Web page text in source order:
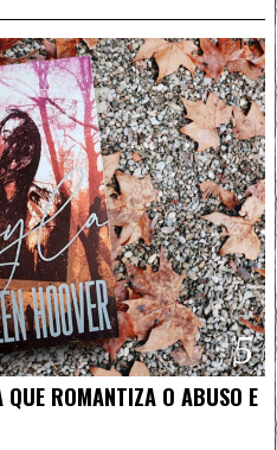
5
ROMANTIZA O ABUSO E